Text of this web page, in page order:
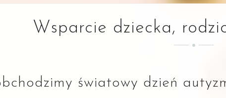
Wsparcie dziecka,
światowy dzień